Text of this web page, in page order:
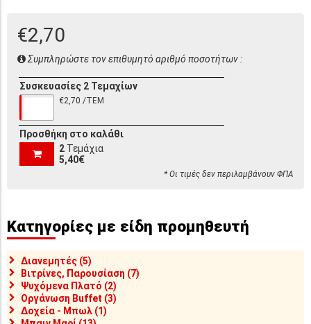
€2,70
Συμπληρώστε τον επιθυμητό αριθμό ποσοτήτων :
Συσκευασίες 2 Τεμαχίων
€2,70 /ΤΕΜ
Προσθήκη στο καλάθι
2 Τεμάχια
5,40€
* Οι τιμές δεν περιλαμβάνουν ΦΠΑ
Κατηγορίες με είδη προμηθευτή
Διανεμητές (5)
Βιτρίνες, Παρουσίαση (7)
Ψυχόμενα Πλατό (2)
Οργάνωση Buffet (3)
Δοχεία - Μπωλ (1)